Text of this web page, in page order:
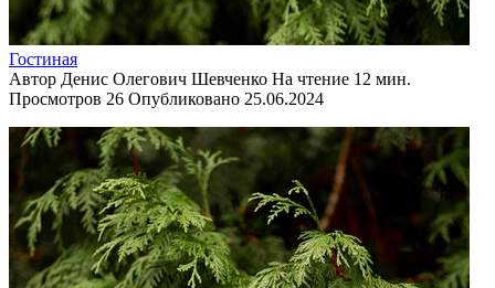
Гостиная
Автор Денис Олегович Шевченко На чтение 12 мин.
Просмотров 26 Опубликовано 25.06.2024